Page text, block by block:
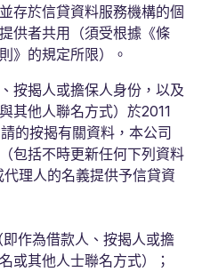
存於信貸資料服務機構的個
供者共用（須受根據《條
》的規定所限）。
按揭人或擔保人身份，以及
其他人聯名方式）於2011
的按揭有關資料，本公司
包括不時更新任何下列資料
理人的名義提供予信貸資
作為借款人、按揭人或擔
或其他人士聯名方式）；